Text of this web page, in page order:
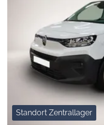
Standort Zentrallager